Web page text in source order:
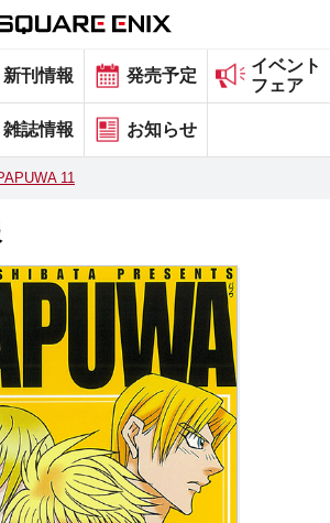
公式サイトメニュー
採用情報
サイト内検索
新刊情報 発売予定
イベント
フェア
雑誌情報 お知らせ
11